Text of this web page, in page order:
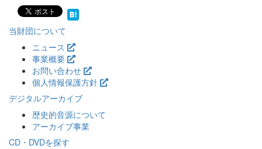
当財団について
ニュース
事業概要
お問い合わせ
個人情報保護方針
デジタルアーカイブ
歴史的音源について
アーカイブ事業
CD・DVDを探す